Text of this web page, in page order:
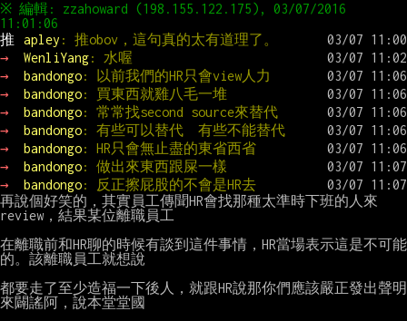
※ 編輯: zzahoward (198.155.122.175), 03/07/2016
推
apley : 推obov，這句真的太有道理了。
→
WenliYang: 水喔
→
bandongo: 以前我們的HR只會view人力
→
bandongo: 買東西就雞八毛一堆
→
bandongo: 常常找second source來替代
→
bandongo: 有些可以替代  有些不能替代
→
bandongo: HR只會無止盡的東省西省
→
bandongo: 做出來東西跟屎一樣
→
bandongo: 反正擦屁股的不會是HR去
再說個好笑的，其實員工傳聞HR會找那種太準時下班的人來
review，結果某位離職員工
在離職前和HR聊的時候有談到這件事情，HR當場表示這是不可能
的。該離職員工就想說
都要走了至少造福一下後人，就跟HR說那你們應該嚴正發出聲明
來闢謠阿，說本堂堂國